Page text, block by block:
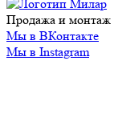
Продажа и монтаж
Мы в ВКонтакте
Мы в Instagram